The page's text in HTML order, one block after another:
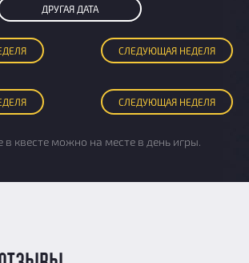
ДРУГАЯ ДАТА
СЛЕДУЮЩАЯ НЕДЕЛЯ
СЛЕДУЮЩАЯ НЕДЕЛЯ
в квесте можно на месте в день игры.